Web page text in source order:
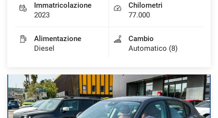
Immatricolazione
2023
Chilometri
77.000
Alimentazione
Diesel
Cambio
Automatico (8)